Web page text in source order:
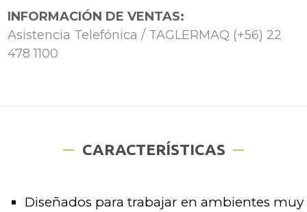
INFORMACIÓN DE VENTAS:
Asistencia Telefónica / TAGLERMAQ (+56) 22
478 1100
CARACTERÍSTICAS
Diseñados para trabajar en ambientes muy